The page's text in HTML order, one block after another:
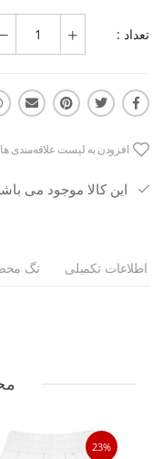
تعداد :
افزودن به لیست علاقه‌مندی ها
این کالا موجود می
اطلاعات تکمیلی تگ
23%